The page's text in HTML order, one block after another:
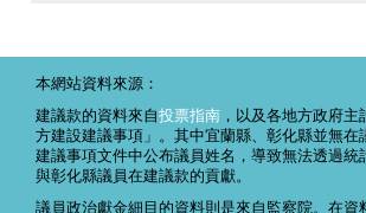
本網站資料來源：
建議款的資料來自投票指南 ，以及各地方政府
方建設建議事項」。其中宜蘭縣、彰化縣並無在
建議事項文件中公布議員姓名，導致無法透過統
與彰化縣議員在建議款的貢獻。
議員政治獻金細目的資料則是來自監察院。在資